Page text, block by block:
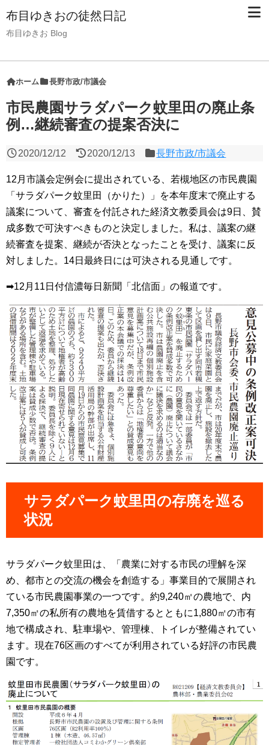
布目ゆきおの徒然日記
布目ゆきお Blog
ホーム 長野市政/市議会
市民農園サラダパーク蚊里田の廃止条
例…継続審査の提案否決に
2020/12/12 2020/12/13 長野市政/市議会
12月市議会定例会に提出されている、若槻地区の市民農園
「サラダパーク蚊里田（かりた）」を本年度末で廃止する
議案について、審査を付託された経済文教委員会は9日、賛
成多数で可決すべきものと決定しました。私は、議案の継
続審査を提案、継続が否決となったことを受け、議案に反
対しました。14日最終日には可決される見通しです。
➡12月11日付信濃毎日新聞「北信面」の報道です。
サラダパーク蚊里田の存廃を巡る
状況
サラダパーク蚊里田は、「農業に対する市民の理解を深
め、都市との交流の機会を創造する」事業目的で展開され
ている市民農園事業の一つです。約9,240㎡の農地で、内
7,350㎡の私所有の農地を賃借するとともに1,880㎡の市有
地で構成され、駐車場や、管理棟、トイレが整備されてい
ます。現在76区画のすべてが利用されている好評の市民農
園です。